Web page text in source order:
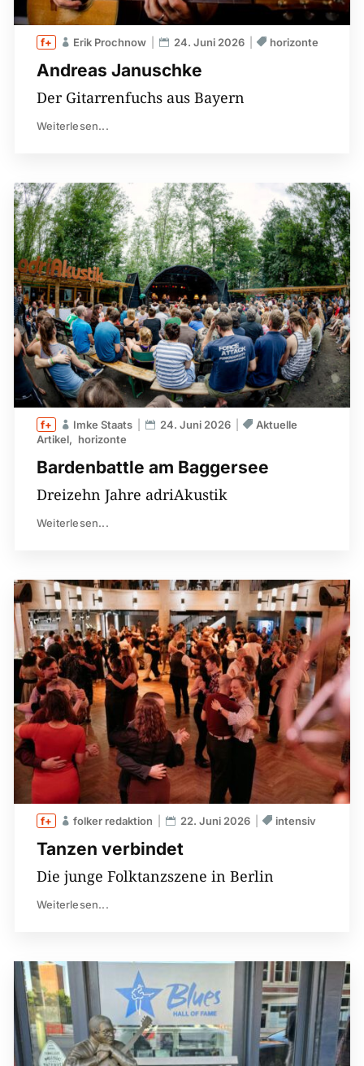
Andreas Januschke
Erik Prochnow 24. Juni 2026 horizonte
Der Gitarrenfuchs aus Bayern
Weiterlesen...
Bardenbattle am Baggersee
Imke Staats 24. Juni 2026
Aktuelle
Artikel
horizonte
Dreizehn Jahre adriAkustik
Weiterlesen...
Tanzen verbindet
folker redaktion 22. Juni 2026 intensiv
Die junge Folktanzszene in Berlin
Weiterlesen...